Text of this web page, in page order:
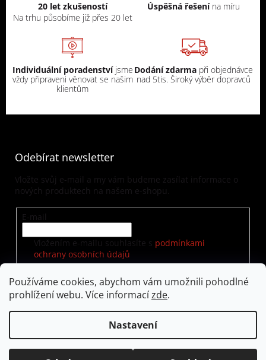
Používáme cookies, abychom vám umožnili pohodlné
prohlížení webu. Více informacízde.
Nastavení
20 let zkušeností
Na trhu působíme již přes 20 let
Úspěšná řešení na míru
Individuální poradenstvíjsme
vždy připraveni věnovat se našim
klientům
Dodání zdarma při objednávce
nad 5tis. Široký výběr dopravců
Odebírat newsletter
Vložte svůj e-mail a my vám budeme zasílat informace o
nových produktech na našem e-shopu.
E-mail
Vložením e-mailu souhlasíte s podmínkami
ochrany osobních údajů
PŘIHLÁSIT SE
Vytvořil Shoptet |Nakódoval eshopGuru